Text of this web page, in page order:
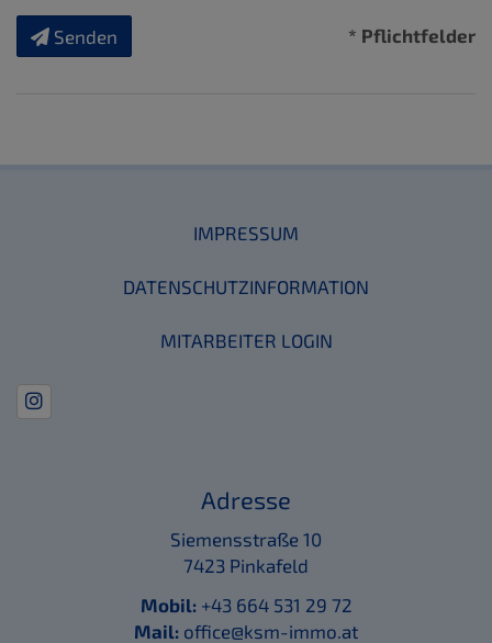
Senden * Pflichtfelder
IMPRESSUM
DATENSCHUTZINFORMATION
MITARBEITER LOGIN
Adresse
Siemensstraße 10
7423 Pinkafeld
Mobil:+43 664 531 29 72
Mail: office@ksm-immo.at